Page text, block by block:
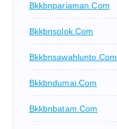
Bkkbnpariaman.com
Bkkbnsolok.com
Bkkbnsawahlunto.com
Bkkbndumai.com
Bkkbnbatam.com